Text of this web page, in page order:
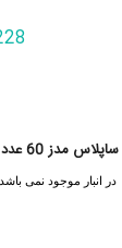
مدز 60 عدد
در انبار موجود نمی باشد